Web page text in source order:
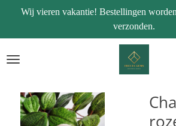
naar
de
Wij vieren vakantie! Bestellingen
verzonden.